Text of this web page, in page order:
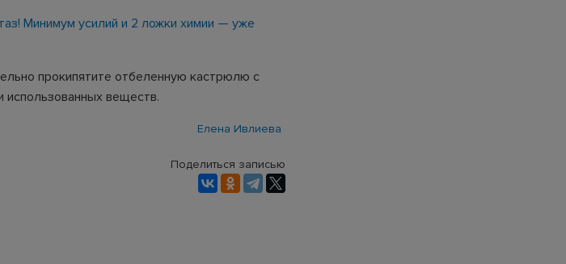
Минимум усилий и 2 ложки химии — уже
прокипятите отбеленную кастрюлю с
использованных веществ.
Елена Ивлиева
Поделиться записью